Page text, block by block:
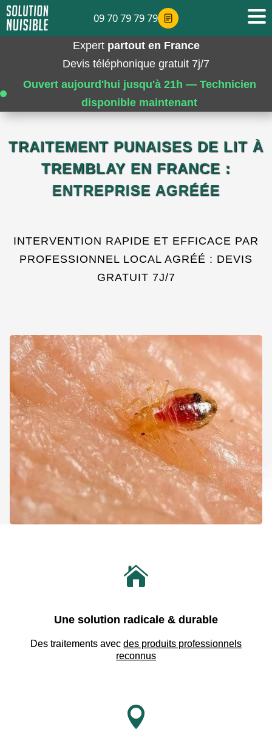
Expert partout en France
Devis téléphonique gratuit 7j/7
Ouvert aujourd'hui jusqu'à 21h — Technicien
disponible maintenant
TRAITEMENT PUNAISES DE LIT À
TREMBLAY EN FRANCE :
ENTREPRISE AGRÉÉE
INTERVENTION RAPIDE ET EFFICACE PAR
PROFESSIONNEL LOCAL AGRÉÉ : DEVIS
GRATUIT 7J/7

Une solution radicale & durable
Des traitements avec des produits professionnels
reconnus

09 70 79 79 79